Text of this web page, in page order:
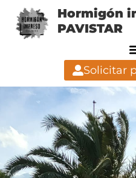
Hormigón
PAVISTAR
Solicitar